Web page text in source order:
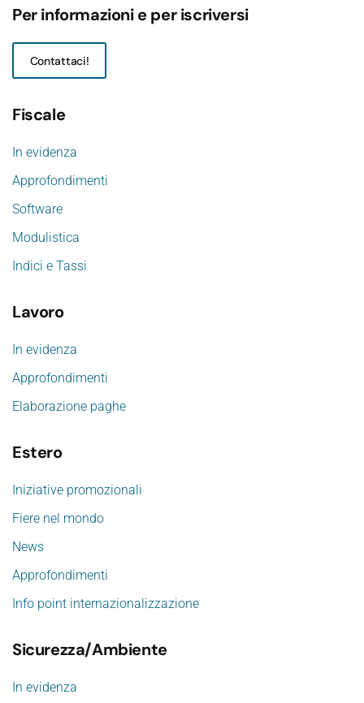
Per informazioni e per iscriversi
Contattaci!
Fiscale
In evidenza
Approfondimenti
Software
Modulistica
Indici e Tassi
Lavoro
In evidenza
Approfondimenti
Elaborazione paghe
Estero
Iniziative promozionali
Fiere nel mondo
News
Approfondimenti
Info point internazionalizzazione
Sicurezza/Ambiente
In evidenza